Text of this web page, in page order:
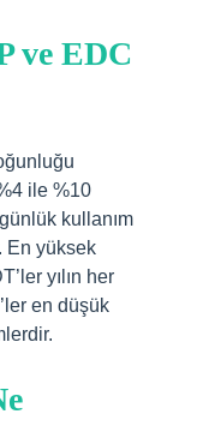
ve EDC
ile %10
kullanım
En yüksek
yılın her
en düşük